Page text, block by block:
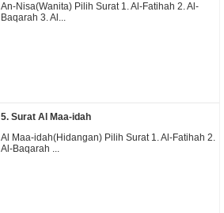
An-Nisa(Wanita) Pilih Surat 1. Al-Fatihah 2. Al-
Baqarah 3. Al...
5. Surat Al Maa-idah
Al Maa-idah(Hidangan) Pilih Surat 1. Al-Fatihah 2.
Al-Baqarah ...